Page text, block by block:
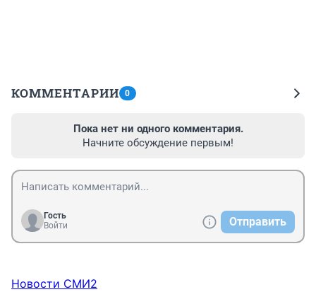
КОММЕНТАРИИ 0
Пока нет ни одного комментария.
Начните обсуждение первым!
Гость
Войти
Отправить
Новости СМИ2